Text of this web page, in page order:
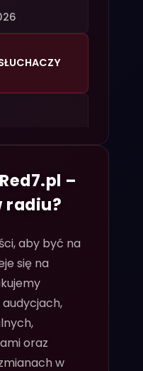
klubową
- Powrót
–
radiu?
aby być na
się na
oraz
w